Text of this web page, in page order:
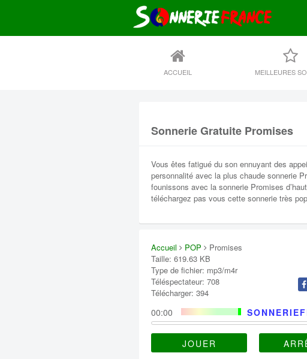
ACCUEIL
Sonnerie Gratuite Promises
Vous êtes fatigué du son ennuyant des
personnalité avec la plus chaude sonnerie
founissons avec la sonnerie Promises
téléchargez pas vous cette sonnerie très
Accueil POP
Promises
Taille: 619.63 KB
Type de fichier: mp3/m4r
Téléspectateur: 708
Télécharger: 394
00:00
JOUER